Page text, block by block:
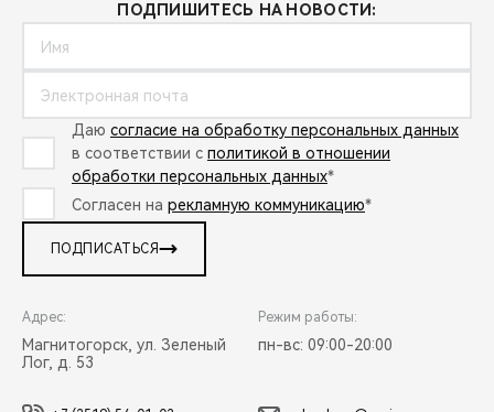
ПОДПИШИТЕСЬ НА НОВОСТИ:
Даю согласие на обработку персональных данных
в соответствии с политикой в отношении
обработки персональных данных*
Согласен на рекламную коммуникацию*
ПОДПИСАТЬСЯ
Адрес:
Магнитогорск, ул. Зеленый
Лог, д. 53
Режим работы:
пн-вс: 09:00-20:00